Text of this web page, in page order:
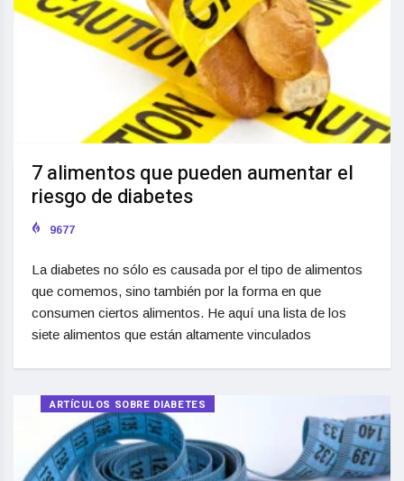
7 alimentos que pueden aumentar el
riesgo de diabetes
9677
La diabetes no sólo es causada por el tipo de alimentos
que comemos, sino también por la forma en que
consumen ciertos alimentos. He aquí una lista de los
siete alimentos que están altamente vinculados
ARTÍCULOS SOBRE DIABETES